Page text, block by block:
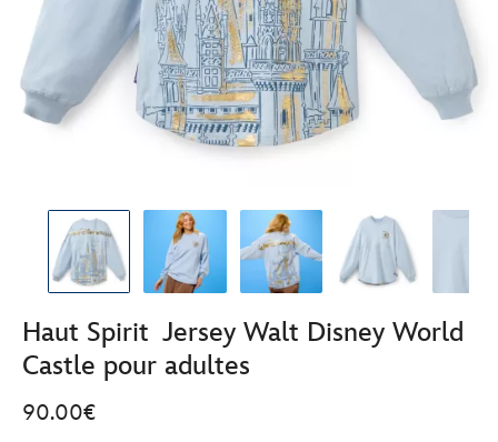
Haut Spirit Jersey Walt Disney World
Castle pour adultes
90.00€